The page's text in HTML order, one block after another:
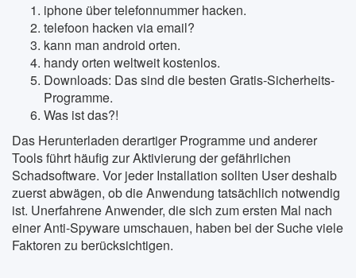
iphone über telefonnummer hacken.
telefoon hacken via email?
kann man android orten.
handy orten weltweit kostenlos.
Downloads: Das sind die besten Gratis-Sicherheits-
Programme.
Was ist das?!
Das Herunterladen derartiger Programme und anderer
Tools führt häufig zur Aktivierung der gefährlichen
Schadsoftware. Vor jeder Installation sollten User deshalb
zuerst abwägen, ob die Anwendung tatsächlich notwendig
ist. Unerfahrene Anwender, die sich zum ersten Mal nach
einer Anti-Spyware umschauen, haben bei der Suche viele
Faktoren zu berücksichtigen.